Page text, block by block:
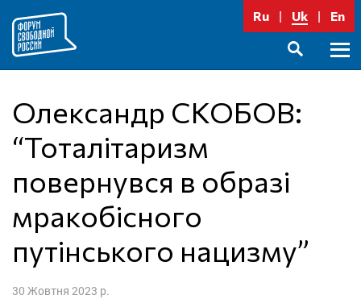
до
вмісту
Ru Uk En
Олександр СКОБОВ:
“Тоталітаризм
повернувся в образі
мракобісного
путінського нацизму”
30 Жовтня 2023 р.